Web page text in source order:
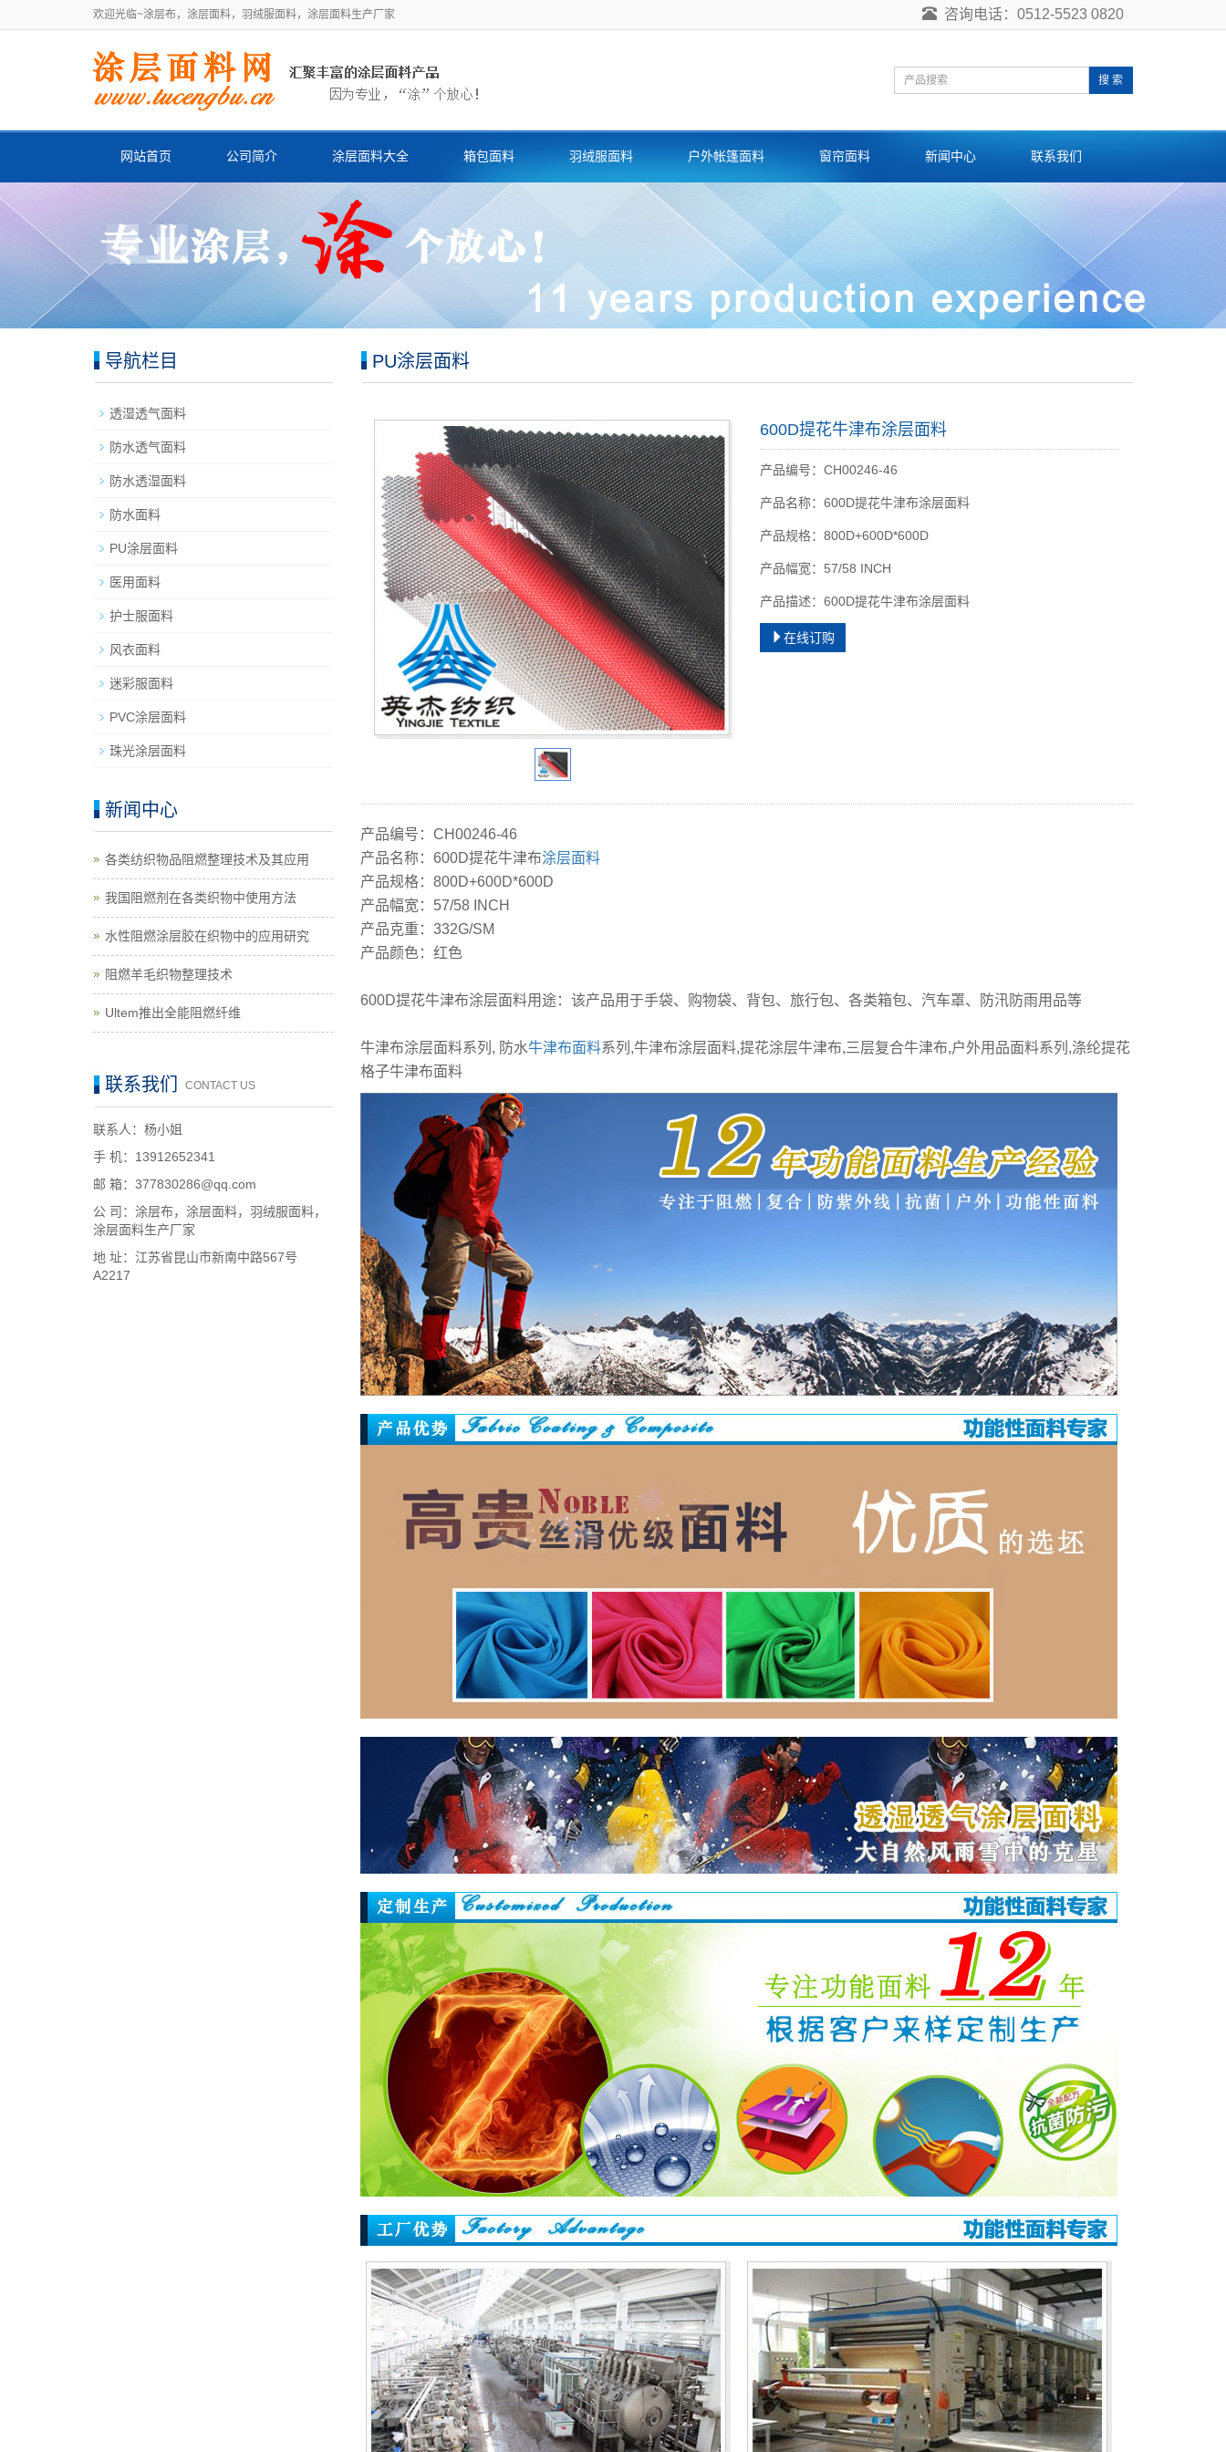
欢迎光临~涂层布，涂层面料，羽绒服面料，涂层面料生产厂家 咨询电话：0512-5523 0820
搜 索
网站首页 公司简介 涂层面料大全 箱包面料 羽绒服面料 户外帐篷面料 窗帘面料 新闻中心 联系我们
PU涂层面料
600D提花牛津布涂层面料
产品编号：CH00246-46
产品名称：600D提花牛津布涂层面料
产品规格：800D+600D*600D
产品幅宽：57/58 INCH
产品描述：600D提花牛津布涂层面料
在线订购
产品编号：CH00246-46
产品名称：600D提花牛津布涂层面料
产品规格：800D+600D*600D
产品幅宽：57/58 INCH
产品克重：332G/SM
产品颜色：红色
600D提花牛津布涂层面料用途：该产品用于手袋、购物袋、背包、旅行包、各类箱包、汽车罩、防汛防雨用品等
牛津布涂层面料系列, 防水牛津布面料系列,牛津布涂层面料,提花涂层牛津布,三层复合牛津布,户外用品面料系列,涤纶提花
格子牛津布面料
导航栏目
透湿透气面料
防水透气面料
防水透湿面料
防水面料
PU涂层面料
医用面料
护士服面料
风衣面料
迷彩服面料
PVC涂层面料
珠光涂层面料
新闻中心
各类纺织物品阻燃整理技术及其应用
我国阻燃剂在各类织物中使用方法
水性阻燃涂层胶在织物中的应用研究
阻燃羊毛织物整理技术
Ultem推出全能阻燃纤维
联系我们 CONTACT US
联系人：杨小姐
手 机：13912652341
邮 箱：377830286@qq.com
公 司：涂层布，涂层面料，羽绒服面料，
涂层面料生产厂家
地 址：江苏省昆山市新南中路567号
A2217